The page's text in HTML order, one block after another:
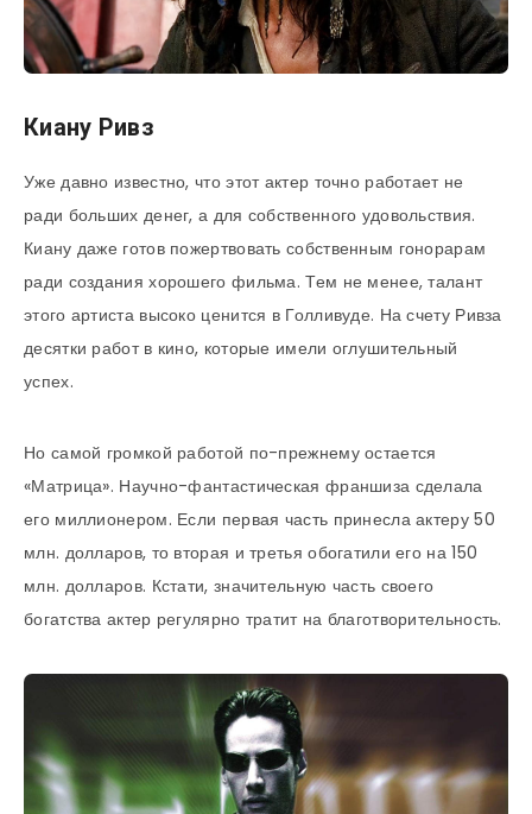
Киану Ривз
Уже давно известно, что этот актер точно работает не
ради больших денег, а для собственного удовольствия.
Киану даже готов пожертвовать собственным гонорарам
ради создания хорошего фильма. Тем не менее, талант
этого артиста высоко ценится в Голливуде. На счету Ривза
десятки работ в кино, которые имели оглушительный
успех.
Но самой громкой работой по-прежнему остается
«Матрица». Научно-фантастическая франшиза сделала
его миллионером. Если первая часть принесла актеру 50
млн. долларов, то вторая и третья обогатили его на 150
млн. долларов. Кстати, значительную часть своего
богатства актер регулярно тратит на благотворительность.